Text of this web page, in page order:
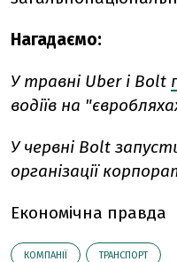
Нагадаємо:
У травні Uber і Bolt
водіїв на
У червні Bolt
організації
Економічна правда
КОМПАНІЇ ТРАНСПОРТ